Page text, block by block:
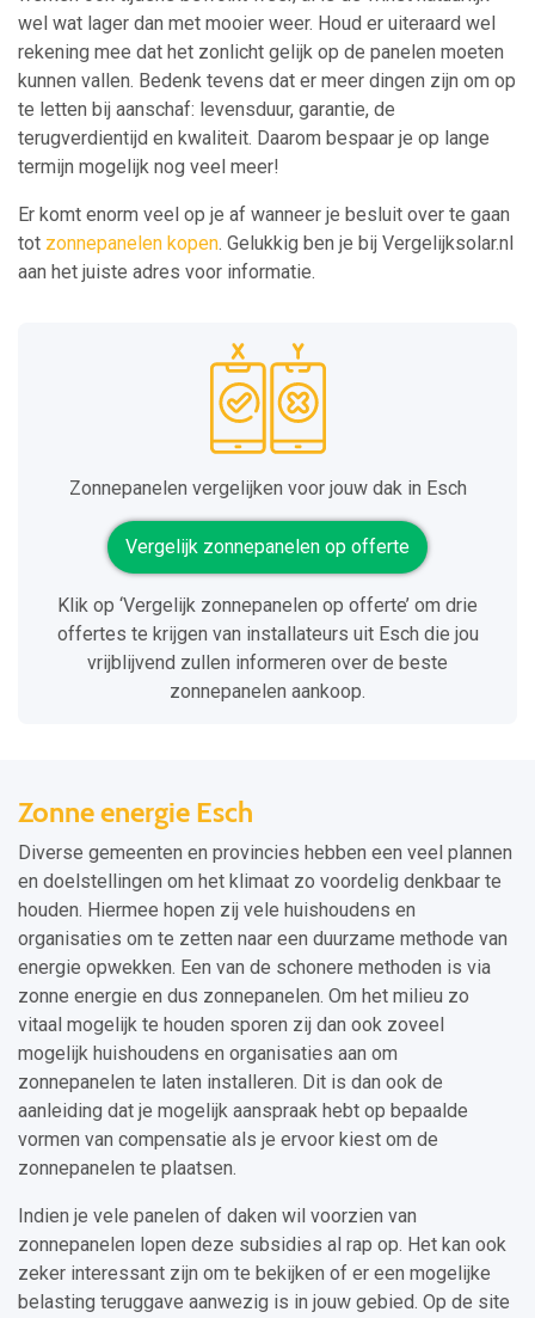
wel wat lager dan met mooier weer. Houd er uiteraard wel
rekening mee dat het zonlicht gelijk op de panelen moeten
kunnen vallen. Bedenk tevens dat er meer dingen zijn om op
te letten bij aanschaf: levensduur, garantie, de
terugverdientijd en kwaliteit. Daarom bespaar je op lange
termijn mogelijk nog veel meer!
Er komt enorm veel op je af wanneer je besluit over te gaan
tot zonnepanelen kopen. Gelukkig ben je bij Vergelijksolar.nl
aan het juiste adres voor informatie.
Zonnepanelen vergelijken voor jouw dak in Esch
Vergelijk zonnepanelen op offerte
Klik op ‘Vergelijk zonnepanelen op offerte’ om drie
offertes te krijgen van installateurs uit Esch die jou
vrijblijvend zullen informeren over de beste
zonnepanelen aankoop.
Zonne energie Esch
Diverse gemeenten en provincies hebben een veel plannen
en doelstellingen om het klimaat zo voordelig denkbaar te
houden. Hiermee hopen zij vele huishoudens en
organisaties om te zetten naar een duurzame methode van
energie opwekken. Een van de schonere methoden is via
zonne energie en dus zonnepanelen. Om het milieu zo
vitaal mogelijk te houden sporen zij dan ook zoveel
mogelijk huishoudens en organisaties aan om
zonnepanelen te laten installeren. Dit is dan ook de
aanleiding dat je mogelijk aanspraak hebt op bepaalde
vormen van compensatie als je ervoor kiest om de
zonnepanelen te plaatsen.
Indien je vele panelen of daken wil voorzien van
zonnepanelen lopen deze subsidies al rap op. Het kan ook
zeker interessant zijn om te bekijken of er een mogelijke
belasting teruggave aanwezig is in jouw gebied. Op de site